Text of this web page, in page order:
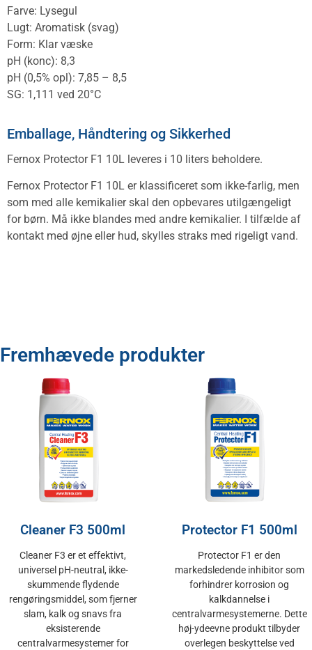
Farve: Lysegul
Lugt: Aromatisk (svag)
Form: Klar væske
pH (konc): 8,3
pH (0,5% opl): 7,85 – 8,5
SG: 1,111 ved 20°C
Emballage, Håndtering og Sikkerhed
Fernox Protector F1 10L leveres i 10 liters beholdere.
Fernox Protector F1 10L er klassificeret som ikke-farlig, men
som med alle kemikalier skal den opbevares utilgængeligt
for børn. Må ikke blandes med andre kemikalier. I tilfælde af
kontakt med øjne eller hud, skylles straks med rigeligt vand.
Fremhævede produkter
Cleaner F3 500ml
Cleaner F3 er et effektivt,
universel pH-neutral, ikke-
skummende flydende
rengøringsmiddel, som fjerner
slam, kalk og snavs fra
eksisterende
centralvarmesystemer for
Protector F1 500ml
Protector F1 er den
markedsledende inhibitor som
forhindrer korrosion og
kalkdannelse i
centralvarmesystemerne. Dette
høj-ydeevne produkt tilbyder
overlegen beskyttelse ved